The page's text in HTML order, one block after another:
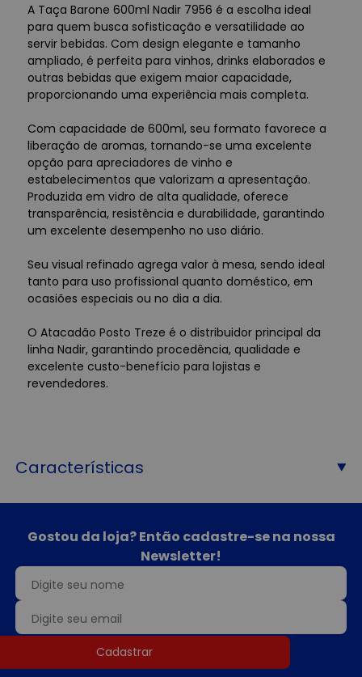
A Taça Barone 600ml Nadir 7956 é a escolha ideal
para quem busca sofisticação e versatilidade ao
servir bebidas. Com design elegante e tamanho
ampliado, é perfeita para vinhos, drinks elaborados e
outras bebidas que exigem maior capacidade,
proporcionando uma experiência mais completa.
Com capacidade de 600ml, seu formato favorece a
liberação de aromas, tornando-se uma excelente
opção para apreciadores de vinho e
estabelecimentos que valorizam a apresentação.
Produzida em vidro de alta qualidade, oferece
transparência, resistência e durabilidade, garantindo
um excelente desempenho no uso diário.
Seu visual refinado agrega valor à mesa, sendo ideal
tanto para uso profissional quanto doméstico, em
ocasiões especiais ou no dia a dia.
O Atacadão Posto Treze é o distribuidor principal da
linha Nadir, garantindo procedência, qualidade e
excelente custo-benefício para lojistas e
revendedores.
Características
Gostou da loja? Então cadastre-se na nossa
Newsletter!
Cadastrar